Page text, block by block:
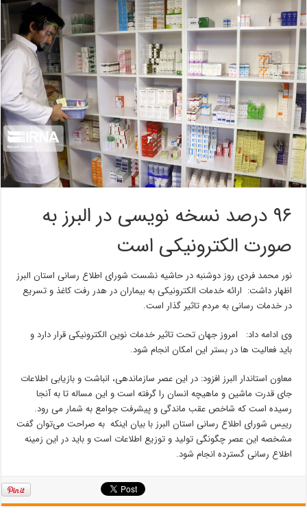
۹۶ درصد نسخه نویسی در البرز به
صورت الکترونیکی است
نور محمد فردی روز دوشنبه در حاشیه نشست شورای اطلاع رسانی استان البرز
اظهار داشت: ارائه خدمات الکترونیکی به بیماران در هدر رفت کاغذ و تسریع
در خدمات رسانی به مردم تاثیر گذار است.
وی ادامه داد: امروز جهان تحت تاثیر خدمات نوین الکترونیکی قرار دارد و
باید فعالیت ها در بستر این امکان انجام شود.
معاون استاندار البرز افزود: در این عصر سازماندهی، انباشت و بازیابی اطلاعات
جای قدرت ماشین و ماهیچه انسان را گرفته است و این مساله تا به آنجا
رسیده است که شاخص عقب ماندگی و پیشرفت جوامع به شمار می رود.
رییس شورای اطلاع رسانی استان البرز با بیان اینکه به صراحت می‌توان گفت
مشخصه این عصر چگونگی تولید و توزیع اطلاعات است و باید در این زمینه
اطلاع رسانی گسترده انجام شود.